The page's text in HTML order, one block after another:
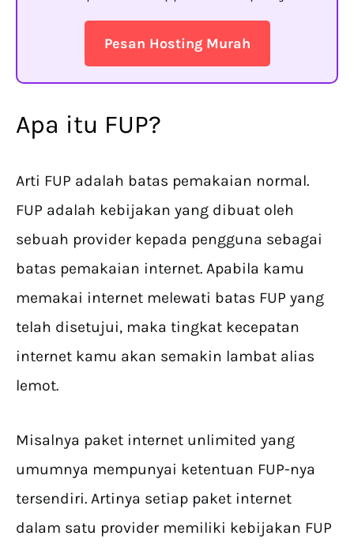
Pesan Hosting Murah
Apa itu FUP?
Arti FUP adalah batas pemakaian normal.
FUP adalah kebijakan yang dibuat oleh
sebuah provider kepada pengguna sebagai
batas pemakaian internet. Apabila kamu
memakai internet melewati batas FUP yang
telah disetujui, maka tingkat kecepatan
internet kamu akan semakin lambat alias
lemot.
Misalnya paket internet unlimited yang
umumnya mempunyai ketentuan FUP-nya
tersendiri. Artinya setiap paket internet
dalam satu provider memiliki kebijakan FUP